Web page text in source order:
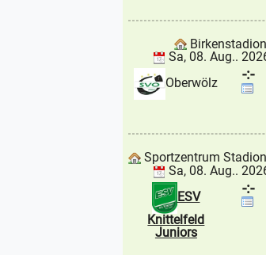
Sa, 08. Aug..
Oberwölz
-:-
Sportzentrum
Sa, 08. Aug..
ESV
Knittelfeld
Juniors
-:-